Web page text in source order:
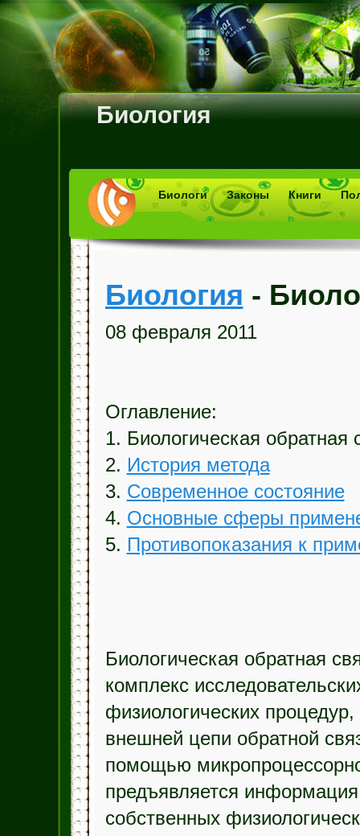
Биология
Биологи Законы Книги
Биология -
08 февраля 2011
Оглавление:
1. Биологическая обратная
2. История метода
3. Современное состояние
4. Основные сферы
5. Противопоказания к
Биологическая обратная
комплекс
физиологических
внешней цепи обратной
помощью
предъявляется
собственных